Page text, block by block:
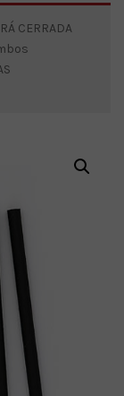
CERRADA